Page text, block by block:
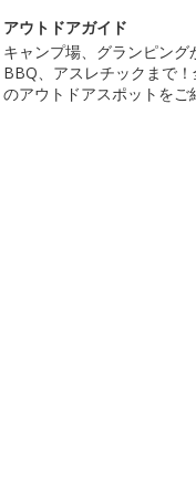
アウトドアガイド
キャンプ場、グランピング
BBQ、アスレチックまで！
のアウトドアスポットをご